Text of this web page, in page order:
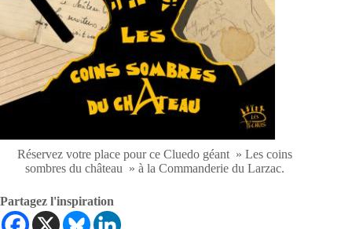
Réservez votre place pour ce Cluedo géant » Les coins
sombres du château » à la Commanderie du Larzac.
Partagez l'inspiration